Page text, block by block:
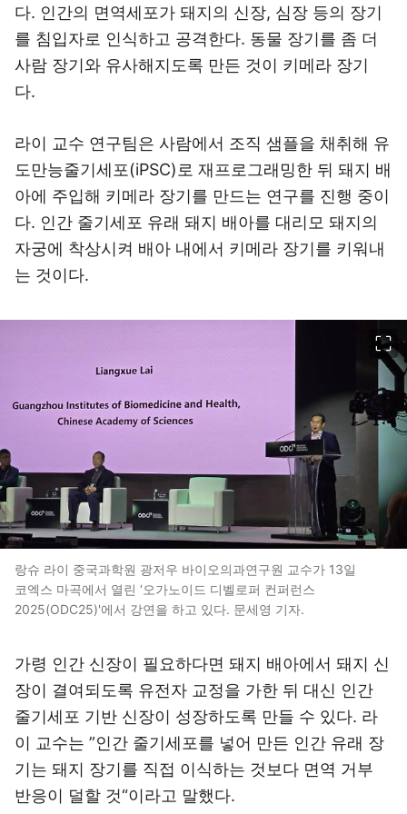
다. 인간의 면역세포가 돼지의 신장, 심장 등의 장기
를 침입자로 인식하고 공격한다. 동물 장기를 좀 더
사람 장기와 유사해지도록 만든 것이 키메라 장기
다.
라이 교수 연구팀은 사람에서 조직 샘플을 채취해 유
도만능줄기세포(iPSC)로 재프로그래밍한 뒤 돼지 배
아에 주입해 키메라 장기를 만드는 연구를 진행 중이
다. 인간 줄기세포 유래 돼지 배아를 대리모 돼지의
자궁에 착상시켜 배아 내에서 키메라 장기를 키워내
는 것이다.
랑슈 라이 중국과학원 광저우 바이오의과연구원 교수가 13일
코엑스 마곡에서 열린 ‘오가노이드 디벨로퍼 컨퍼런스
2025(ODC25)'에서 강연을 하고 있다. 문세영 기자.
가령 인간 신장이 필요하다면 돼지 배아에서 돼지 신
장이 결여되도록 유전자 교정을 가한 뒤 대신 인간
줄기세포 기반 신장이 성장하도록 만들 수 있다. 라
이 교수는 ”인간 줄기세포를 넣어 만든 인간 유래 장
기는 돼지 장기를 직접 이식하는 것보다 면역 거부
반응이 덜할 것“이라고 말했다.